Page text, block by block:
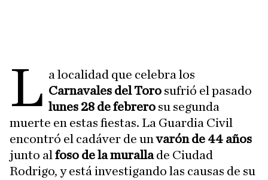
L a localidad que celebra los
Carnavales del Toro sufrió el pasado
lunes 28 de febrero su segunda
muerte en estas fiestas. La Guardia Civil
encontró el cadáver de unvarón de 44 años
junto al foso de la murallade Ciudad
Rodrigo, y está investigando las causas de su